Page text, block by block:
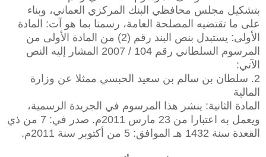
بتشكيل مجلس محافظي البنك المركزي العماني، وبناء
على ما تقتضيه المصلحة العامة، رسمنا بما هو آت: المادة
الأولى: يستبدل بنص البند رقم (2) من المادة الأولى من
المرسوم السلطاني رقم 104 / 2007 المشار إليه النص
الآتي:
2. سلطان بن سالم بن سعيد الحبسي ممثلا عن وزارة
المالية
المادة الثانية: ينشر هذا المرسوم في الجريدة الرسمية،
ويعمل به اعتبارا من 23 مارس 2011م. صدر في: 7 من ذي
القعدة سنة 1432 هـ الموافق: 5 من أكتوبر سنة 2011م.